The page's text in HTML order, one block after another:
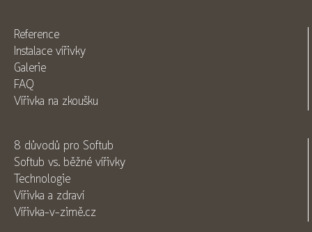
Reference
Instalace vířivky
Galerie
FAQ
Vířivka na zkoušku
8 důvodů pro Softub
Softub vs. běžné vířivky
Technologie
Vířivka a zdraví
Vířivka-v-zimě.cz